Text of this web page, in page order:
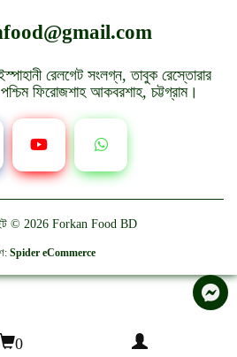
রেলগেট সংলগ্ন, তাবুক রেস্তোরার
ফিরোজশাহ আকবরশাহ, চট্টগ্রাম।
© 2026 Forkan Food BD
: Spider eCommerce
0